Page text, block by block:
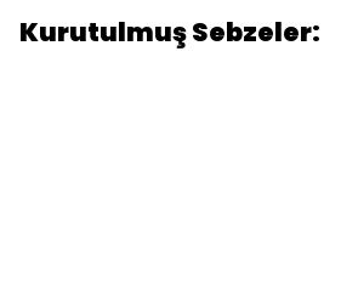
Kurutulmuş Sebzeler: